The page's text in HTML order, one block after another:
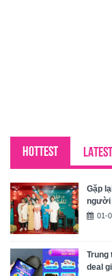
HOTTEST LATEST
Gặp
người
01-
Trung
deal